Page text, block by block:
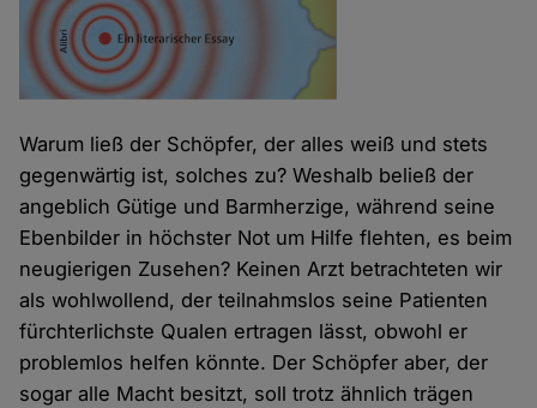
Warum ließ der Schöpfer, der alles weiß und stets
gegenwärtig ist, solches zu? Weshalb beließ der
angeblich Gütige und Barmherzige, während seine
Ebenbilder in höchster Not um Hilfe flehten, es beim
neugierigen Zusehen? Keinen Arzt betrachteten wir
als wohlwollend, der teilnahmslos seine Patienten
fürchterlichste Qualen ertragen lässt, obwohl er
problemlos helfen könnte. Der Schöpfer aber, der
sogar alle Macht besitzt, soll trotz ähnlich trägen